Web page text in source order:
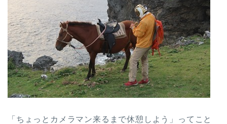
「ちょっとカメラマン来るまで休憩しよう」ってこと